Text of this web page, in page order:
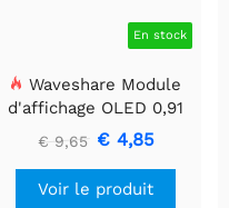
En stock
Waveshare Module
d'affichage OLED 0,91
pouces, 128x32, Général
€ 9,65 € 4,85
Voir le produit